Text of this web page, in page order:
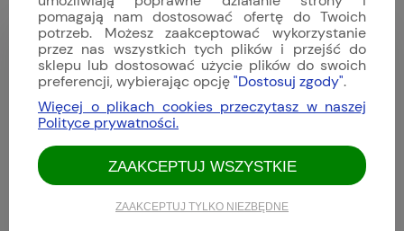
Bartek
Dodano: 2026-04-09
Opinia zweryfikowana
pomagają nam dostosować ofertę do Twoich
potrzeb. Możesz zaakceptować wykorzystanie
przez nas wszystkich tych plików i przejść do
sklepu lub dostosować użycie plików do swoich
preferencji, wybierając opcję"Dostosuj zgody".
Więcej o plikach cookies przeczytasz w naszej
Polityce prywatności.
ZAAKCEPTUJ TYLKO NIEZBĘDNE
ZAAKCEPTUJ WSZYSTKIE